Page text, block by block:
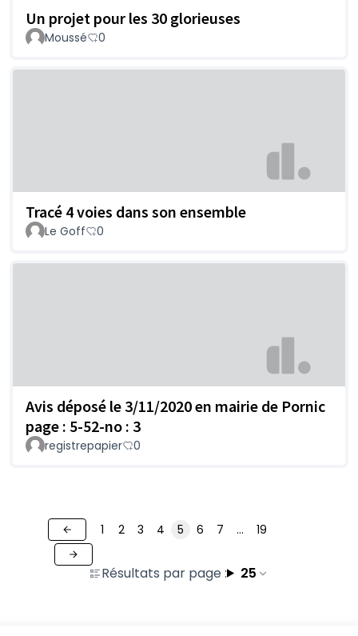
Un projet pour les 30 glorieuses
Moussé 0
Tracé 4 voies dans son ensemble
Le Goff 0
Avis déposé le 3/11/2020 en mairie de Pornic
page : 5-52-no : 3
registrepapier 0
Résultats par page : 25
1 2 3 4 5 6 7 … 19